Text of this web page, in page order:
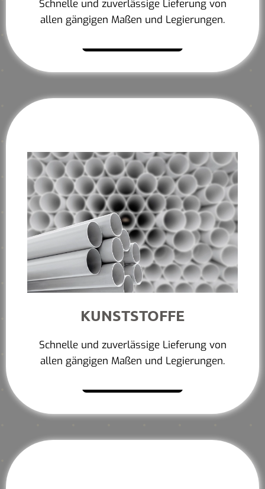
Schnelle und zuverlässige Lieferung von
allen gängigen Maßen und Legierungen.
KUNSTSTOFFE
Schnelle und zuverlässige Lieferung von
allen gängigen Maßen und Legierungen.